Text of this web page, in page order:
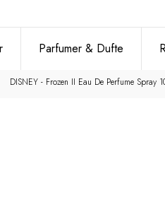
Parfumer & Dufte
DISNEY - Frozen II Eau De Perfume Spray